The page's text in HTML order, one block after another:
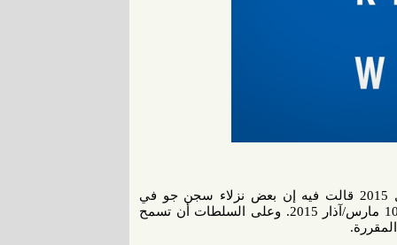
أصدرت منظمة هيومن رايتس واتش تقريرا اليوم الخميس 2 أبريل 2015 قالت فيه إن بعض نزلاء سجن جو في
البحرين حرموا من الاتصال بذويهم منذ اندلاع اضطرابات هناك في 10 مارس/آذار 2015. وعلى السلطات أن تسمح